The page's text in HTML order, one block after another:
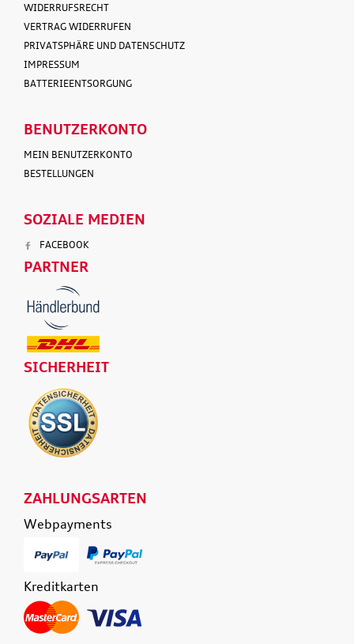
WIDERRUFSRECHT
VERTRAG WIDERRUFEN
PRIVATSPHÄRE UND DATENSCHUTZ
IMPRESSUM
BATTERIEENTSORGUNG
BENUTZERKONTO
MEIN BENUTZERKONTO
BESTELLUNGEN
SOZIALE MEDIEN
FACEBOOK
PARTNER
SICHERHEIT
ZAHLUNGSARTEN
Webpayments
Kreditkarten